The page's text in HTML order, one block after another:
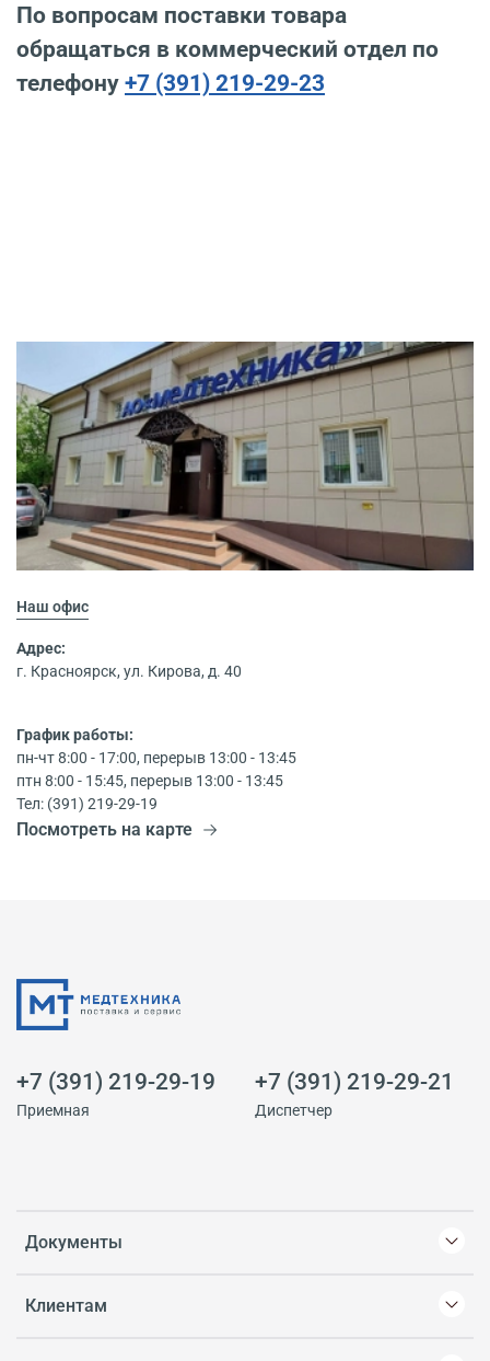
По вопросам поставки товара
обращаться в коммерческий отдел по
телефону +7 (391) 219-29-23
Наш офис
Адрес:
г. Красноярск, ул. Кирова, д. 40
График работы:
пн-чт 8:00 - 17:00, перерыв 13:00 - 13:45
птн 8:00 - 15:45, перерыв 13:00 - 13:45
Тел: (391) 219-29-19
Посмотреть на карте
Документы
Клиентам
+7 (391) 219-29-19
Приемная
+7 (391) 219-29-21
Диспетчер